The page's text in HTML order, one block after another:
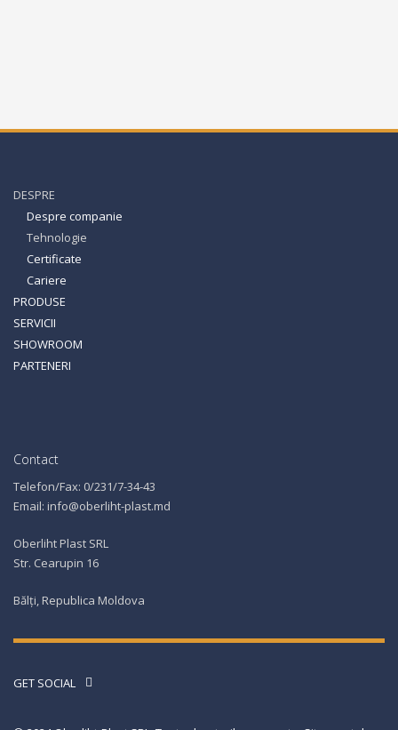
DESPRE
Despre companie
Tehnologie
Certificate
Cariere
PRODUSE
SERVICII
SHOWROOM
PARTENERI
Contact
Telefon/Fax: 0/231/7-34-43
Email: info@oberliht-plast.md
Oberliht Plast SRL
Str. Cearupin 16
Bălți, Republica Moldova
GET SOCIAL